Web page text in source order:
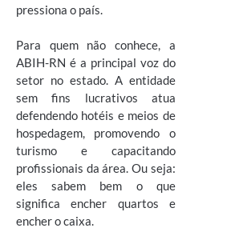
pressiona o país.
Para quem não conhece, a
ABIH-RN é a principal voz do
setor no estado. A entidade
sem fins lucrativos atua
defendendo hotéis e meios de
hospedagem, promovendo o
turismo e capacitando
profissionais da área. Ou seja:
eles sabem bem o que
significa encher quartos e
encher o caixa.